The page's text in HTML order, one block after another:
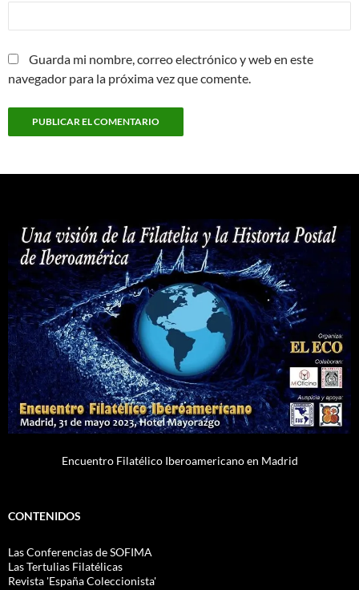
Guarda mi nombre, correo electrónico y web en este
navegador para la próxima vez que comente.
Encuentro Filatélico Iberoamericano en Madrid
CONTENIDOS
Las Conferencias de SOFIMA
Las Tertulias Filatélicas
Revista 'España Coleccionista'